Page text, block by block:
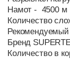
Намот - 4500 м
Количество
Бренд
Количество в